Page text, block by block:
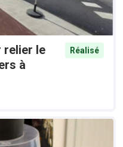
relier le
à
Réalisé